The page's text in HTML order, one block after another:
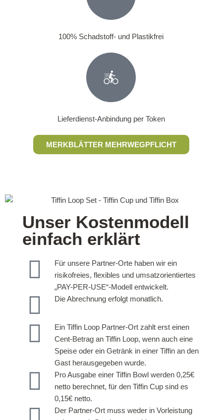
100% Schadstoff- und Plastikfrei
Lieferdienst-Anbindung per Token
MERKBLÄTTER MEHRWEGPFLICHT
Unser Kostenmodell
einfach erklärt
Für unsere Partner-Orte haben wir ein
risikofreies, flexibles und umsatzorientiertes
„PAY-PER-USE“-Modell entwickelt.
Die Abrechnung erfolgt monatlich.
Ein Tiffin Loop Partner-Ort zahlt erst einen
Cent-Betrag an Tiffin Loop, wenn auch eine
Speise oder ein Getränk in einer Tiffin an den
Gast heraus­gegeben wurde.
Pro Ausgabe einer Tiffin Bowl werden 0,25€
netto berechnet, für den Tiffin Cup sind es
0,15€ netto.
Der Partner-Ort muss weder in Vorleistung